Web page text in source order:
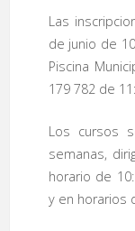
Las
de junio de
Piscina
179 782 de
Los cursos
semanas,
horario de
y en horarios